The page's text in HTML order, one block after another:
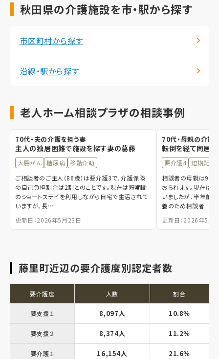
秋田県の介護施設を市・駅から探す
市区町村から探す
沿線・駅から探す
老人ホーム相談プラザの相談事例
70代・夫の介護を担う妻
主人の独居困難で施設を探す妻の葛藤
大腸がん 糖尿病
移動介助
ご相談者のご主人（86歳）は要介護3で、介護保険
の自己負担割合は2割とのことです。現在は短期間
のショートステイを利用しながら自宅で生活されて
いますが、長…
更新日：2026年5月23日
70代・母親の介護
転倒を経て同居
要介護4
短期記憶
相談者の母親は94
おられます。現在は
いましたが、半年前
養のため相談者…
更新日：2026年5月
藤里町近辺の要介護度別認定者数
要介護度 人数 割合
要支援１ 8,097人 10.8％
要支援２ 8,374人 11.2％
要介護１ 16,154人 21.6％